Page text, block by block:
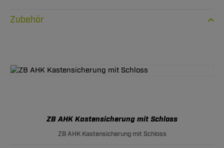
Zubehör
ZB AHK Kastensicherung mit Schloss
ZB AHK Kastensicherung mit Schloss